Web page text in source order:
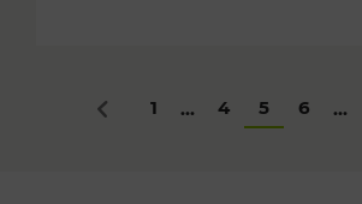
Zurück
1 ... 4 5 6 ...